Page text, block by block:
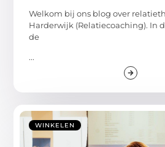
Welkom bij ons blog over
Harderwijk (Relatiecoaching). In
de
...
WINKELEN